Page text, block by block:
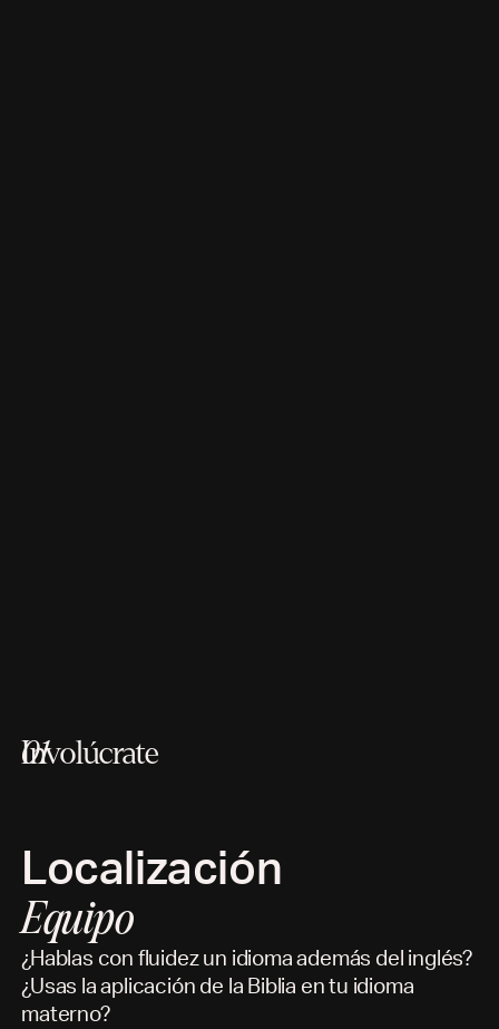
Involúcrate
01
Localización
Equipo
¿Hablas con fluidez un idioma además del inglés?
¿Usas la aplicación de la Biblia en tu idioma
materno?